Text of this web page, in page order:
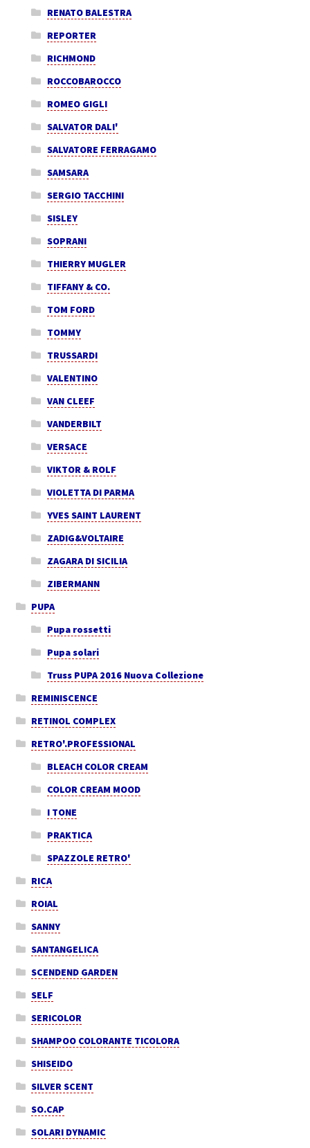
RENATO BALESTRA
REPORTER
RICHMOND
ROCCOBAROCCO
ROMEO GIGLI
SALVATOR DALI'
SALVATORE FERRAGAMO
SAMSARA
SERGIO TACCHINI
SISLEY
SOPRANI
THIERRY MUGLER
TIFFANY & CO.
TOM FORD
TOMMY
TRUSSARDI
VALENTINO
VAN CLEEF
VANDERBILT
VERSACE
VIKTOR & ROLF
VIOLETTA DI PARMA
YVES SAINT LAURENT
ZADIG&VOLTAIRE
ZAGARA DI SICILIA
ZIBERMANN
PUPA
Pupa rossetti
Pupa solari
Truss PUPA 2016 Nuova Collezione
REMINISCENCE
RETINOL COMPLEX
RETRO'.PROFESSIONAL
BLEACH COLOR CREAM
COLOR CREAM MOOD
I TONE
PRAKTICA
SPAZZOLE RETRO'
RICA
ROIAL
SANNY
SANTANGELICA
SCENDEND GARDEN
SELF
SERICOLOR
SHAMPOO COLORANTE TICOLORA
SHISEIDO
SILVER SCENT
SO.CAP
SOLARI DYNAMIC